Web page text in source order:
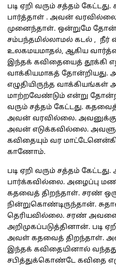
படி ஏறி வரும் சத்தம்
பார்த்தாள் . அவன்
முனைந்தாள். ஒன்றுமே
சம்பந்தமில்லாமல் கடல் , நீர்
உலகமயமாதல், ஆகிய
இந்தக் கவிதையைத் தூக்கி
வாக்கியமாகத் தோன்றியது.
எழுதியிருந்த
மாற்றவேண்டும் என்று
வரும் சத்தம் கேட்டது.
அவன் வரவில்லை.
அவன் எடுக்கவில்லை.
கவிதையும் வர
காணோம்.
படி ஏறி வரும் சத்தம்
பார்க்கவில்லை. அழைப்பு மணி
கதவைத் திறந்தாள். சரண்
நின்றுகொண்டிருந்தான்.
தெரியவில்லை. சரண் அவளை
அறிமுகப்படுத்தினான். படி
அவள் கதவைத் திறந்தாள்.
இந்தக் கவிதையினால்
சபித்துக்கொண்டே கவிதை